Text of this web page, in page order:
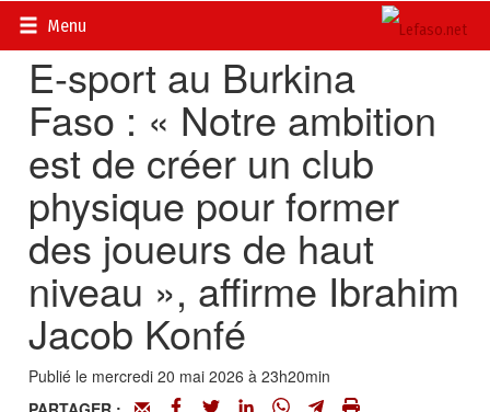
Menu
Accueil>
E-sport au Burkina
Faso : « Notre ambition
est de créer un club
physique pour former
des joueurs de haut
niveau », affirme Ibrahim
Jacob Konfé
Publié le mercredi 20 mai 2026 à 23h20min